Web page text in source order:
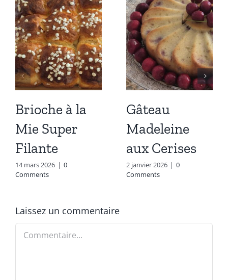
Brioche à la
Mie Super
Filante
14 mars 2026 | 0
Comments
Gâteau
Madeleine
aux Cerises
2 janvier 2026 | 0
Comments
Laissez un commentaire
Commentaire